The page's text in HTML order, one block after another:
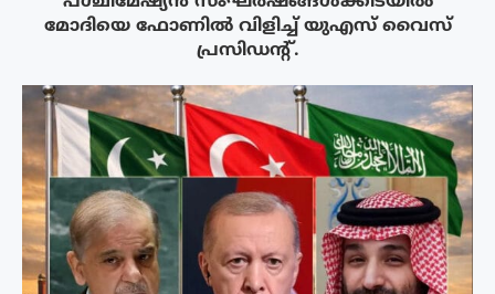
മോദിയെ ഫോണില്‍ വിളിച്ച് യുഎസ് വൈസ്
പ്രസിഡന്റ്.